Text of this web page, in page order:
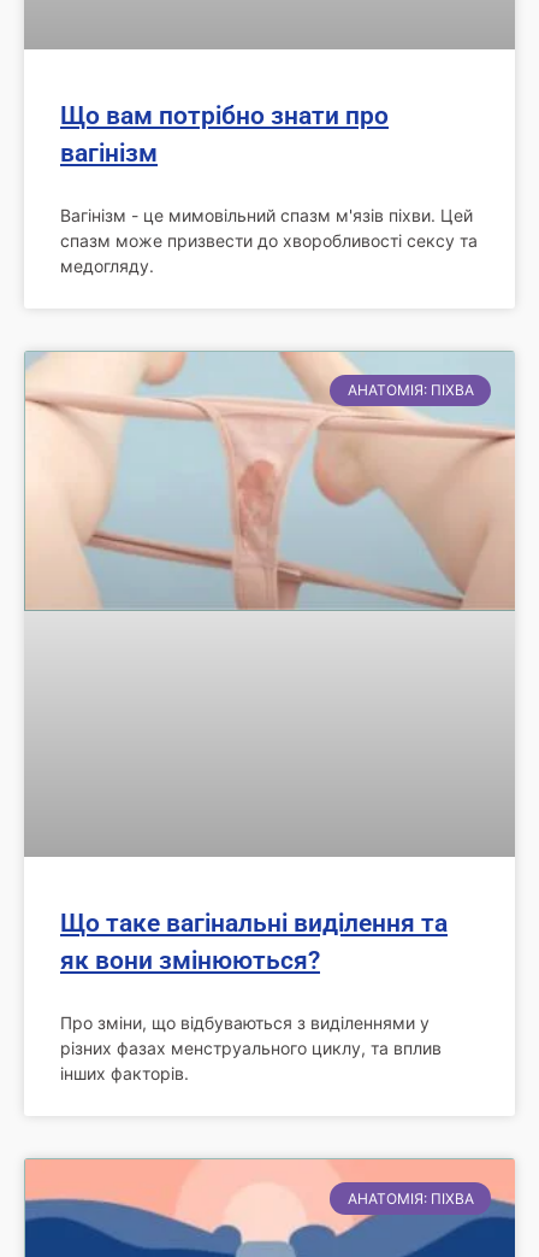
Що вам потрібно знати про
вагінізм
Вагінізм - це мимовільний спазм м'язів піхви. Цей
спазм може призвести до хворобливості сексу та
медогляду.
АНАТОМІЯ: ПІХВА
Що таке вагінальні виділення та
як вони змінюються?
Про зміни, що відбуваються з виділеннями у
різних фазах менструального циклу, та вплив
інших факторів.
АНАТОМІЯ: ПІХВА